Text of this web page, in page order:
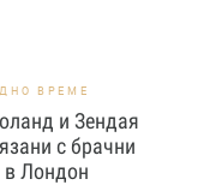
ВРЕМЕ
и Зендая
с брачни
в Лондон